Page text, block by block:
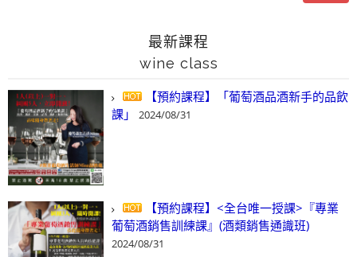
最新課程
wine class
【預約課程】「葡萄酒品酒新手的品飲
課」
2024/08/31
【預約課程】<全台唯一授課>『專業
葡萄酒銷售訓練課』(酒類銷售通識班)
2024/08/31